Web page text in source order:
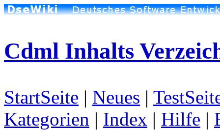
Cdml Inhalts
StartSeite | Neues |
Kategorien | Index | Hilfe |